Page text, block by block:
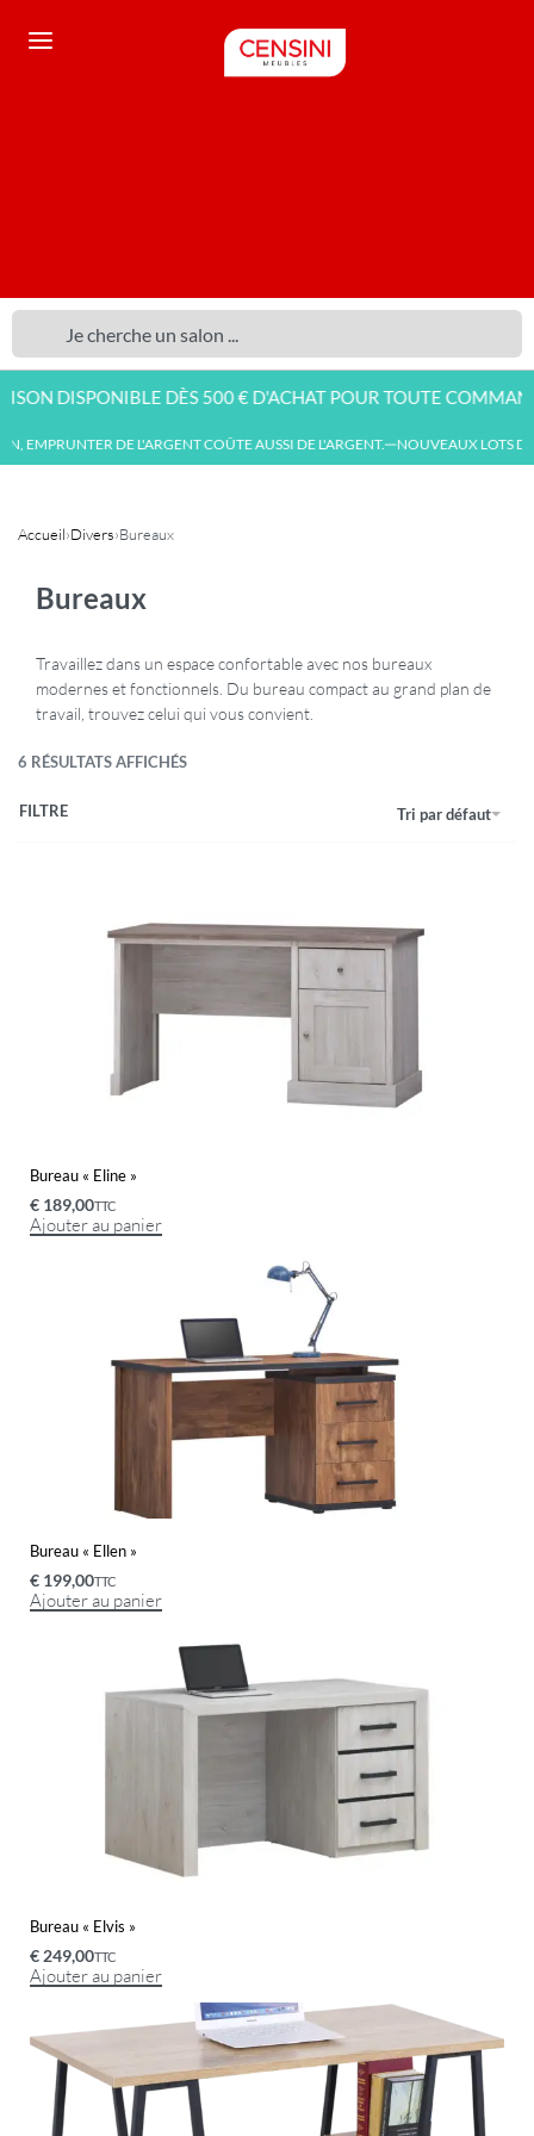
DISPONIBLE DÈS 500 € D'ACHAT POUR TOUTE COMMANDE
EMPRUNTER DE L'ARGENT COÛTE AUSSI DE L'ARGENT.—NOUVEAUX LOTS DE
Accueil›Divers›Bureaux
Bureaux
Travaillez dans un espace confortable avec nos bureaux
modernes et fonctionnels. Du bureau compact au grand plan de
travail, trouvez celui qui vous convient.
6 RÉSULTATS AFFICHÉS
Tri par défaut
FILTRE
Bureau « Eline »
€ 189,00TTC
Ajouter au panier
Bureau « Ellen »
€ 199,00TTC
Ajouter au panier
Bureau « Elvis »
€ 249,00TTC
Ajouter au panier